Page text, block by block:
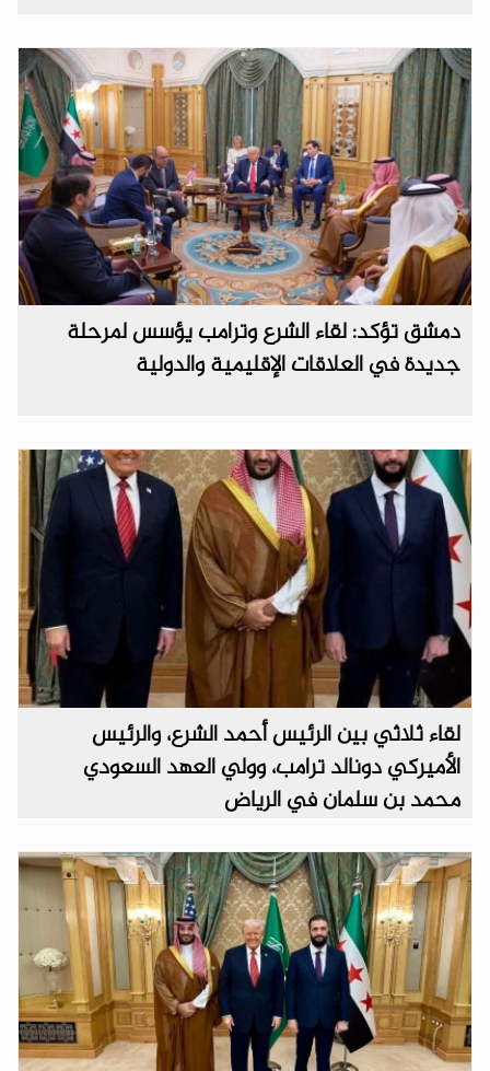
دمشق تؤكد: لقاء الشرع وترامب يؤسس لمرحلة
جديدة في العلاقات الإقليمية والدولية
لقاء ثلاثي بين الرئيس أحمد الشرع، والرئيس
الأميركي دونالد ترامب، وولي العهد السعودي
محمد بن سلمان في الرياض